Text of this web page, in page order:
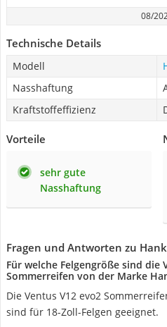
08/
Technische Details
Modell
Nasshaftung
Kraftstoffeffizienz
Vorteile
sehr gute
Nasshaftung
Fragen und Antworten zu
Für welche Felgengröße sind die
Sommerreifen von der Marke
Die Ventus V12 evo2
sind für 18-Zoll-Felgen geeignet.